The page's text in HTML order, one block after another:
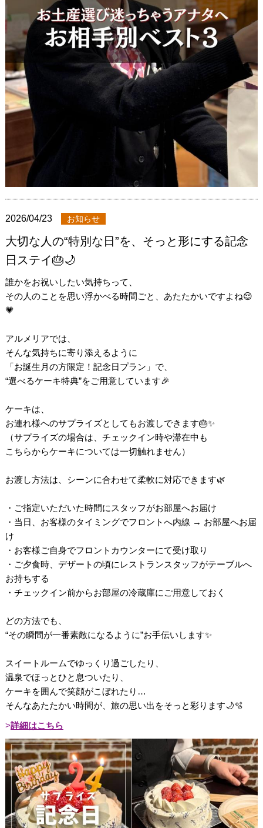
2026/04/23 お知らせ
大切な人の“特別な日”を、そっと形にする記念
日ステイ🎂🌙
誰かをお祝いしたい気持ちって、
その人のことを思い浮かべる時間ごと、あたたかいですよね😌
💗
アルメリアでは、
そんな気持ちに寄り添えるように
「お誕生月の方限定！記念日プラン」で、
“選べるケーキ特典”をご用意しています🎉
ケーキは、
お連れ様へのサプライズとしてもお渡しできます🎂✨
（サプライズの場合は、チェックイン時や滞在中も
こちらからケーキについては一切触れません）
お渡し方法は、シーンに合わせて柔軟に対応できます🌿
・ご指定いただいた時間にスタッフがお部屋へお届け
・当日、お客様のタイミングでフロントへ内線 → お部屋へお届
け
・お客様ご自身でフロントカウンターにて受け取り
・ご夕食時、デザートの頃にレストランスタッフがテーブルへ
お持ちする
・チェックイン前からお部屋の冷蔵庫にご用意しておく
どの方法でも、
“その瞬間が一番素敵になるように”お手伝いします✨
スイートルームでゆっくり過ごしたり、
温泉でほっとひと息ついたり、
ケーキを囲んで笑顔がこぼれたり…
そんなあたたかい時間が、旅の思い出をそっと彩ります🌙🫧
詳細はこちら